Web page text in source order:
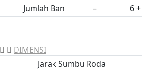
Jumlah Ban
– 6
DIMENSI
Jarak Sumbu Roda